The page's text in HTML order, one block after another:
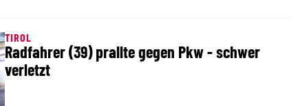
TIROL
Radfahrer (39) prallte gegen Pkw - schwer
verletzt